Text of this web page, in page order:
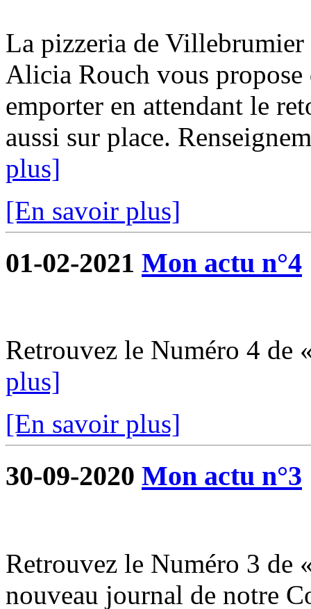
La pizzeria de
Alicia Rouch vous propose
emporter en attendant le
aussi sur place.
plus]
[En savoir plus]
01-02-2021 Mon actu n°4
Retrouvez le Numéro 4 de
plus]
[En savoir plus]
30-09-2020 Mon actu n°3
Retrouvez le Numéro 3 de
nouveau journal de notre